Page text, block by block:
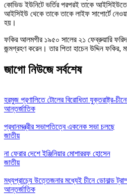
কোভিড ইউনিটে ভর্তির পরপরই তাকে
আইসিইউ থেকে তাকে তাকে লাইফ সাপোর্টে
হয়।
ফকির আলমগীর ১৯৫০ সালের ২১ ফেব্রুয়ারি
জন্মগ্রহণ করেন। তার পিতা হাচেন উদ্দিন ফকির,
জাগো নিউজে সর্বশেষ
হরমুজ প্রণালিতে টোলের বিরোধিতা যুক্তরাষ্ট্র-
আন্তর্জাতিক
প্রধানমন্ত্রীর সভাপতিত্বে একনেক সভা চলছে
জাতীয়
না ফেরার দেশে ইঞ্জিনিয়ার মোশাররফ হোসেন
জাতীয়
মধ্যপ্রাচ্যে উত্তেজনার মধ্যেই চীনে ডোনাল্ড
আন্তর্জাতিক